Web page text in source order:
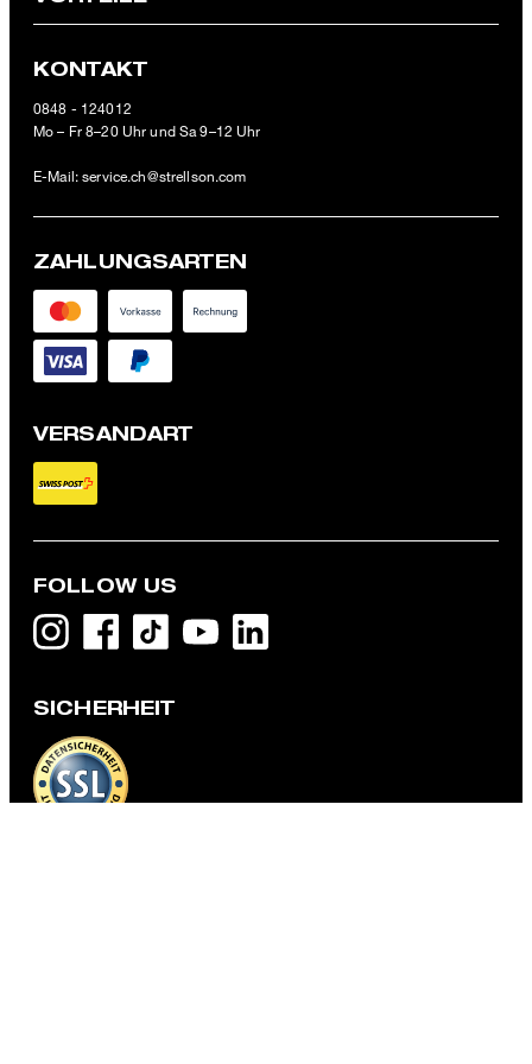
Flex Cross Baukasten-Anzughose Lois, blau
CHF 89.95
KONTAKT
0848 - 124012
Mo – Fr 8–20 Uhr und Sa 9–12 Uhr
E-Mail:service.ch@strellson.com
ZAHLUNGSARTEN
VERSANDART
FOLLOW US
SICHERHEIT